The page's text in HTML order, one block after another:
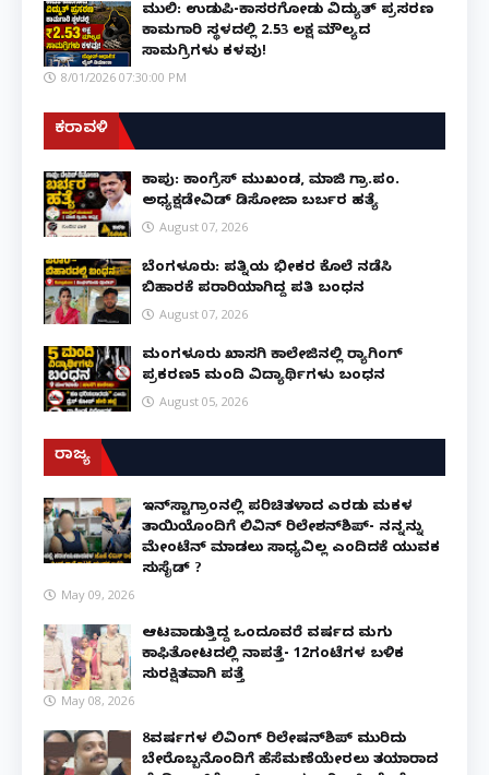
ಮುಲ್ಕಿ: ಉಡುಪಿ-ಕಾಸರಗೋಡು ವಿದ್ಯುತ್ ಪ್ರಸರಣ
ಕಾಮಗಾರಿ ಸ್ಥಳದಲ್ಲಿ ₹2.53 ಲಕ್ಷ ಮೌಲ್ಯದ
ಸಾಮಗ್ರಿಗಳು ಕಳವು!
8/01/2026 07:30:00 PM
ಕರಾವಳಿ
ಕಾಪು: ಕಾಂಗ್ರೆಸ್ ಮುಖಂಡ, ಮಾಜಿ ಗ್ರಾ.ಪಂ.
ಅಧ್ಯಕ್ಷಡೇವಿಡ್ ಡಿಸೋಜಾ ಬರ್ಬರ ಹತ್ಯೆ
August 07, 2026
ಬೆಂಗಳೂರು: ಪತ್ನಿಯ ಭೀಕರ ಕೊಲೆ ನಡೆಸಿ
ಬಿಹಾರಕ್ಕೆ ಪರಾರಿಯಾಗಿದ್ದ ಪತಿ ಬಂಧನ
August 07, 2026
ಮಂಗಳೂರು ಖಾಸಗಿ ಕಾಲೇಜಿನಲ್ಲಿ ರ‌್ಯಾಗಿಂಗ್
ಪ್ರಕರಣ5 ಮಂದಿ ವಿದ್ಯಾರ್ಥಿಗಳು ಬಂಧನ
August 05, 2026
ರಾಜ್ಯ
ಇನ್​ಸ್ಟಾಗ್ರಾಂನಲ್ಲಿ ಪರಿಚಿತಳಾದ ಎರಡು ಮಕ್ಕಳ
ತಾಯಿಯೊಂದಿಗೆ ಲಿವಿನ್ ರಿಲೇಶನ್​ಶಿಪ್- ನನ್ನನ್ನು
ಮೇಂಟೆನ್ ಮಾಡಲು ಸಾಧ್ಯವಿಲ್ಲ ಎಂದಿದಕ್ಕೆ ಯುವಕ
ಸುಸೈಡ್ ?
May 09, 2026
ಆಟವಾಡುತ್ತಿದ್ದ ಒಂದೂವರೆ ವರ್ಷದ ಮಗು
ಕಾಫಿತೋಟದಲ್ಲಿ ನಾಪತ್ತೆ- 12ಗಂಟೆಗಳ ಬಳಿಕ
ಸುರಕ್ಷಿತವಾಗಿ ಪತ್ತೆ
May 08, 2026
8ವರ್ಷಗಳ ಲಿವಿಂಗ್‌ ರಿಲೇಷನ್‌ಶಿಪ್ ಮುರಿದು
ಬೇರೊಬ್ಬನೊಂದಿಗೆ ಹೆಸೆಮಣೆಯೇರಲು ತಯಾರಾದ